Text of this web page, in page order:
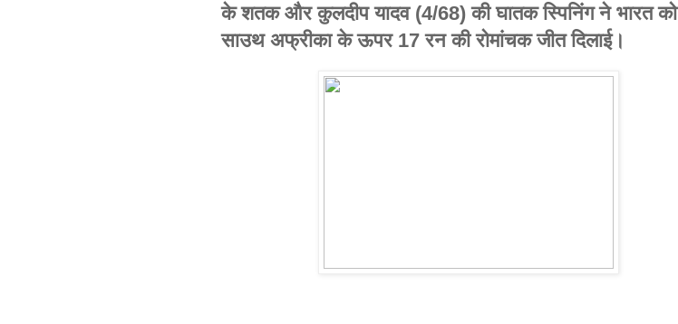
के शतक और कुलदीप यादव (4/68) की घातक स्पिनिंग ने भारत को
साउथ अफ्रीका के ऊपर 17 रन की रोमांचक जीत दिलाई।